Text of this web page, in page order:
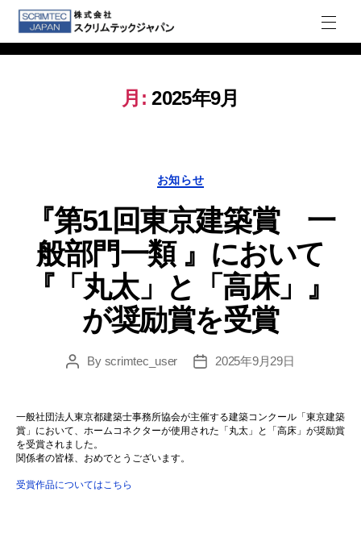
月: 2025年9月
Categories
お知らせ
『第51回東京建築賞 一
般部門一類 』において
『「丸太」と「高床」』
が奨励賞を受賞
PostBy scrimtec_user
Post2025年9月29日
一般社団法人東京都建築士事務所協会が主催する建築コンクール「東京建築
賞」において、ホームコネクターが使用された「丸太」と「高床」が奨励賞
を受賞されました。
関係者の皆様、おめでとうございます。
受賞作品についてはこちら